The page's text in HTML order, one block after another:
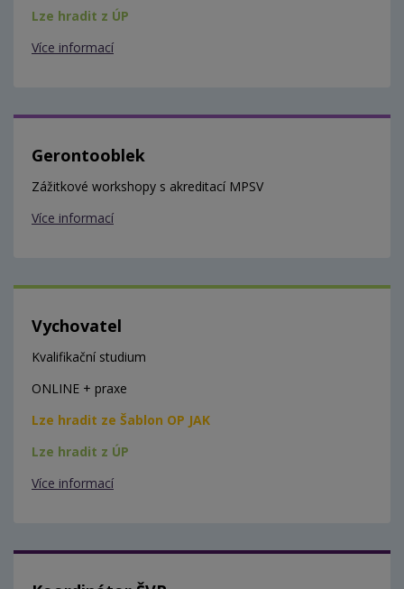
Lze hradit z ÚP
Více informací
Gerontooblek
Zážitkové workshopy s akreditací MPSV
Více informací
Vychovatel
Kvalifikační studium
ONLINE + praxe
Lze hradit ze Šablon OP JAK
Lze hradit z ÚP
Více informací